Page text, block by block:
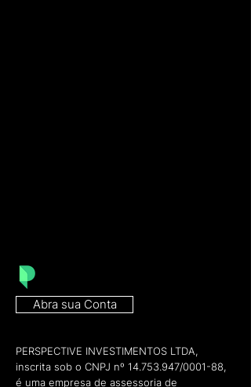
Abra sua Conta
PERSPECTIVE INVESTIMENTOS LTDA,
inscrita sob o CNPJ nº 14.753.947/0001-88,
é uma empresa de assessoria de